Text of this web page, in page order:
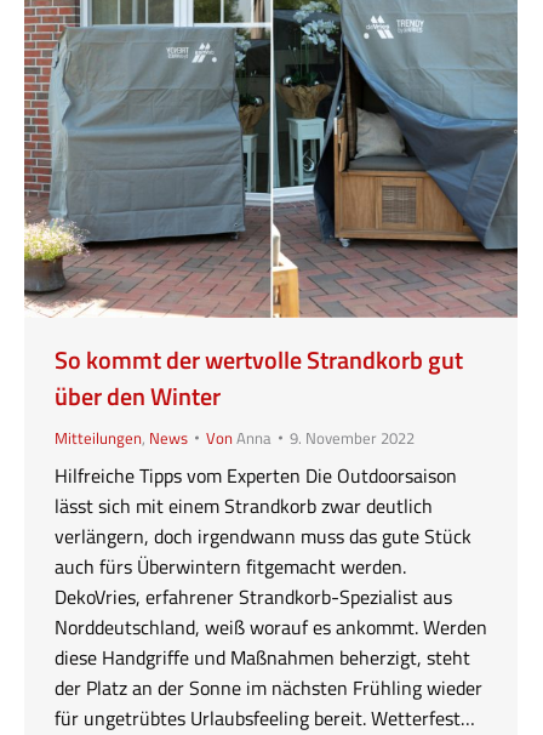
So kommt der wertvolle Strandkorb gut
über den Winter
Mitteilungen, News VonAnna 9. November 2022
Hilfreiche Tipps vom Experten Die Outdoorsaison
lässt sich mit einem Strandkorb zwar deutlich
verlängern, doch irgendwann muss das gute Stück
auch fürs Überwintern fitgemacht werden.
DekoVries, erfahrener Strandkorb-Spezialist aus
Norddeutschland, weiß worauf es ankommt. Werden
diese Handgriffe und Maßnahmen beherzigt, steht
der Platz an der Sonne im nächsten Frühling wieder
für ungetrübtes Urlaubsfeeling bereit. Wetterfest…